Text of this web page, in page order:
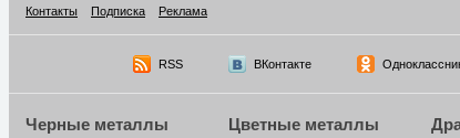
Контакты
Подписка Реклама
RSS ВКонтакте
Черные металлы Цветные металлы